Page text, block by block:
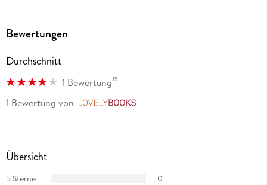
Bewertungen
Durchschnitt
1 Bewertung15
1 Bewertung von
Übersicht
5 Sterne
0